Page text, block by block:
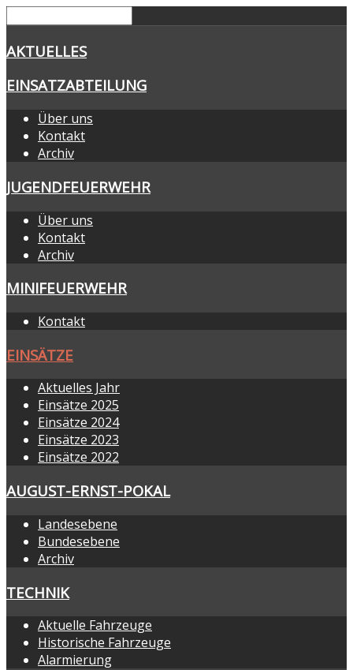
AKTUELLES
EINSATZABTEILUNG
Über uns
Kontakt
Archiv
JUGENDFEUERWEHR
Über uns
Kontakt
Archiv
MINIFEUERWEHR
Kontakt
EINSÄTZE
Aktuelles Jahr
Einsätze 2025
Einsätze 2024
Einsätze 2023
Einsätze 2022
AUGUST-ERNST-POKAL
Landesebene
Bundesebene
Archiv
TECHNIK
Aktuelle Fahrzeuge
Historische Fahrzeuge
Alarmierung